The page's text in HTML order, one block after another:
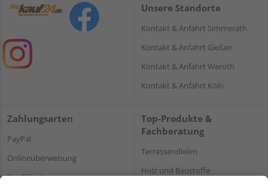
Unsere Standorte
Kontakt & Anfahrt Simmerath
Kontakt & Anfahrt Gießen
Kontakt & Anfahrt Weroth
Kontakt & Anfahrt Köln
Zahlungsarten
PayPal
Onlineüberweisung
Kreditkarte
Top-Produkte &
Fachberatung
Terrassendielen
Holz und Baustoffe